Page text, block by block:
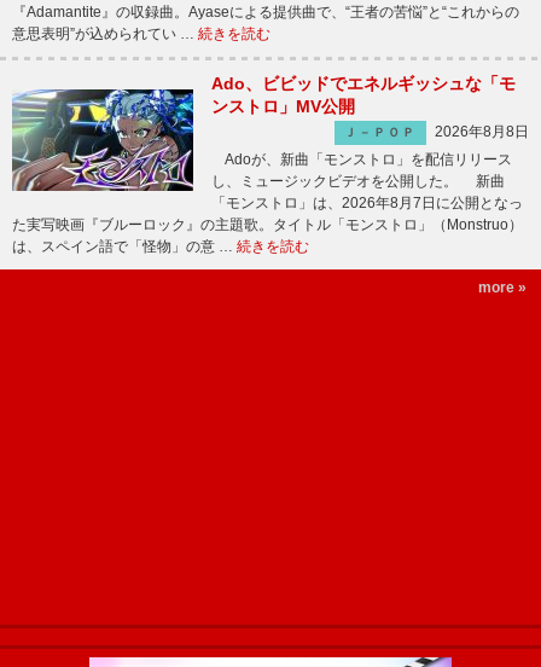
『Adamantite』の収録曲。Ayaseによる提供曲で、“王者の苦悩”と“これからの
意思表明”が込められてい … 続きを読む
Ado、ビビッドでエネルギッシュな「モ
ンストロ」MV公開
Ｊ－ＰＯＰ
2026年8月8日
Adoが、新曲「モンストロ」を配信リリース
し、ミュージックビデオを公開した。 新曲
「モンストロ」は、2026年8月7日に公開となっ
た実写映画『ブルーロック』の主題歌。タイトル「モンストロ」（Monstruo）
は、スペイン語で「怪物」の意 … 続きを読む
more »